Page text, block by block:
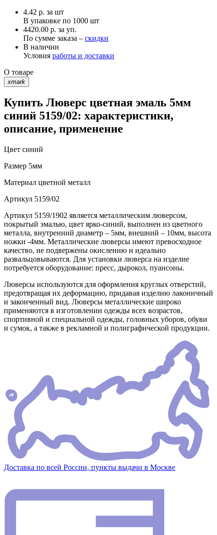
4.42 р. за шт
В упаковке по 1000 шт
4420.00 р. за уп.
По сумме заказа – скидки
В наличии
Условия работы и доставки
О товаре
xmark
Купить Люверс цветная эмаль 5мм
синий 5159/02: характеристики,
описание, применение
Цвет синий
Размер 5мм
Материал цветной металл
Артикул 5159/02
Артикул 5159/1902 является металлическим люверсом,
покрытый эмалью, цвет ярко-синий, выполнен из цветного
металла, внутренний диаметр – 5мм, внешний – 10мм, высота
ножки -4мм. Металлические люверсы имеют превосходное
качество, не подвержены окислению и идеально
развальцовываются. Для установки люверса на изделие
потребуется оборудование: пресс, дырокол, пуансоны.
Люверсы используются для оформления круглых отверстий,
предотвращая их деформацию, придавая изделию лаконичный
и законченный вид. Люверсы металлические широко
применяются в изготовлении одежды всех возрастов,
спортивной и специальной одежды, головных уборов, обуви
и сумок, а также в рекламной и полиграфической продукции.
Доставка по всей России, пункты выдачи в Москве